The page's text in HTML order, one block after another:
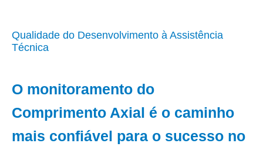
Qualidade do Desenvolvimento à Assistência
Técnica
O monitoramento do
Comprimento Axial é o caminho
mais confiável para o sucesso no